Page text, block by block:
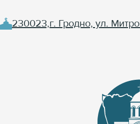
230023,г. Гродно, ул.